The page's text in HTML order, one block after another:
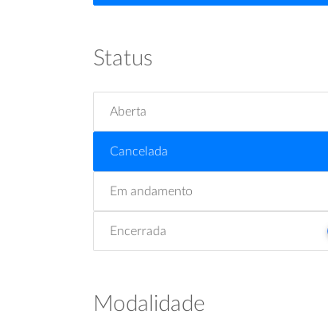
Status
Aberta
Cancelada
Em andamento
Encerrada
Modalidade